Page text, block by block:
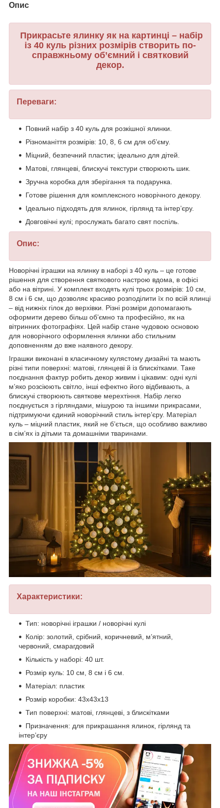
Опис
Прикрасьте ялинку як на картинці – набір
із 40 куль різних розмірів створить по-
справжньому об’ємний і святковий
декор.
Переваги:
Повний набір з 40 куль для розкішної ялинки.
Різноманіття розмірів: 10, 8, 6 см для об’єму.
Міцний, безпечний пластик; ідеально для дітей.
Матові, глянцеві, блискучі текстури створюють шик.
Зручна коробка для зберігання та подарунка.
Готове рішення для комплексного новорічного декору.
Ідеально підходять для ялинок, гірлянд та інтер’єру.
Довговічні кулі; прослужать багато свят поспіль.
Опис:
Новорічні іграшки на ялинку в наборі з 40 куль – це готове
рішення для створення святкового настрою вдома, в офісі
або на вітрині. У комплект входять кулі трьох розмірів: 10 см,
8 см і 6 см, що дозволяє красиво розподілити їх по всій ялинці
– від нижніх гілок до верхівки. Різні розміри допомагають
оформити дерево більш об’ємно та професійно, як на
вітринних фотографіях. Цей набір стане чудовою основою
для новорічного оформлення ялинки або стильним
доповненням до вже наявного декору.
Іграшки виконані в класичному кулястому дизайні та мають
різні типи поверхні: матові, глянцеві й із блискітками. Таке
поєднання фактур робить декор живим і цікавим: одні кулі
м’яко розсіюють світло, інші ефектно його відбивають, а
блискучі створюють святкове мерехтіння. Набір легко
поєднується з гірляндами, мішурою та іншими прикрасами,
підтримуючи єдиний новорічний стиль інтер’єру. Матеріал
куль – міцний пластик, який не б’ється, що особливо важливо
в сім’ях із дітьми та домашніми тваринами.
Характеристики:
Тип: новорічні іграшки / новорічні кулі
Колір: золотий, срібний, коричневий, м’ятний,
червоний, смарагдовий
Кількість у наборі: 40 шт.
Розмір куль: 10 см, 8 см і 6 см.
Матеріал: пластик
Розмір коробки: 43х43х13
Тип поверхні: матові, глянцеві, з блискітками
Призначення: для прикрашання ялинок, гірлянд та
інтер’єру